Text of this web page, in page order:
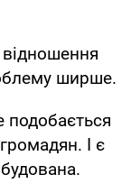
ширше.
подобається
І є